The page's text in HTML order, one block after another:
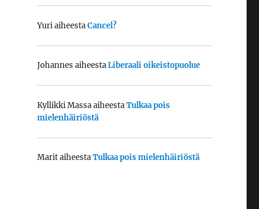
YuriaiheestaCancel?
Johannes aiheestaLiberaali oikeistopuolue
Kyllikki MassaaiheestaTulkaa pois
mielenhäiriöstä
MaritaiheestaTulkaa pois mielenhäiriöstä